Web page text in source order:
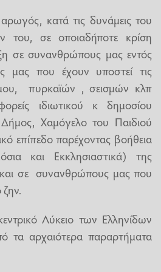
κατά τις δυνάμεις του
του, σε οποιαδήποτε κρίση
σε συνανθρώπους μας εντός
μας που έχουν υποστεί τις
πυρκαϊών , σεισμών κλπ
ιδιωτικού κ δημοσίου
Δήμος, Χαμόγελο του Παιδιού
επίπεδο παρέχοντας βοήθεια
και Εκκλησιαστικά) της
σε συνανθρώπους μας που
Λύκειο των Ελληνίδων
αρχαιότερα παραρτήματα